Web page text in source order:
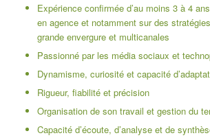
Expérience confirmée d’au moins 3 à 4
en agence et notamment sur des
grande envergure et multicanales
Passionné par les média sociaux et
Dynamisme, curiosité et capacité
Rigueur, fiabilité et précision
Organisation de son travail et gestion du
Capacité d’écoute, d’analyse et de